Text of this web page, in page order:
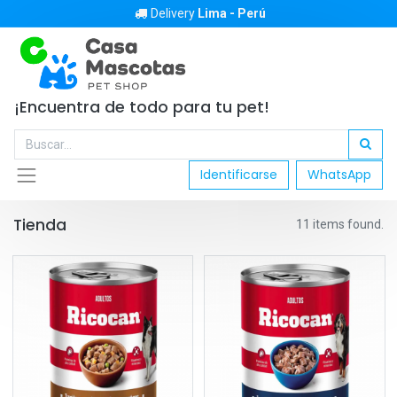
Delivery Lima - Perú
¡Encuentra de todo para tu pet!
Identificarse WhatsApp
Tienda 11 items found.